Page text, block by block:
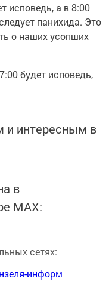
исповедь, а в 8:00
панихида. Это
о наших усопших
будет исповедь,
интересным в
в
MАХ:
сетях:
информ